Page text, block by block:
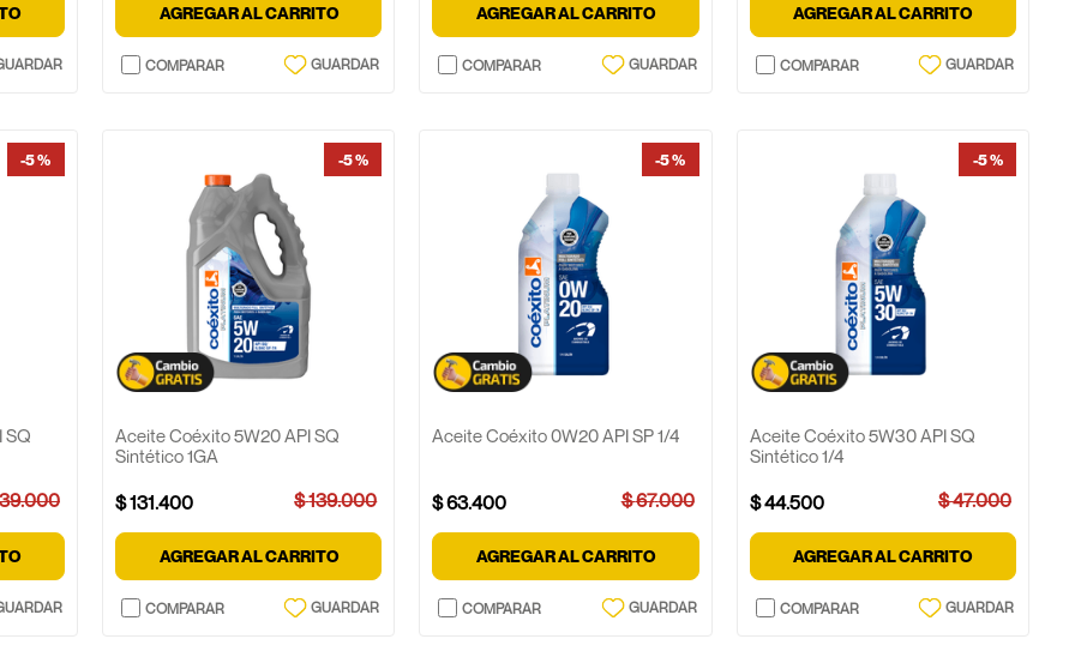
AGREGAR AL CARRITO AGREGAR AL CARRITO AGREGAR AL CARRITO
-5 %
SQ
.000
-5 %
Aceite Coéxito 5W20 API SQ
Sintético 1GA
$131.400 $139.000
AGREGAR AL CARRITO
-5 %
Aceite Coéxito 0W20 API SP 1/4
$63.400 $67.000
AGREGAR AL CARRITO
-5 %
Aceite Coéxito 5W30 API SQ
Sintético 1/4
$44.500 $47.000
AGREGAR AL CARRITO